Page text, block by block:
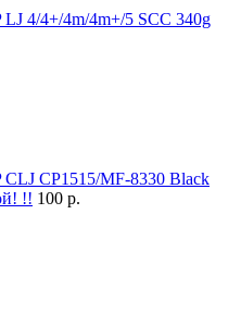
LJ 4/4+/4m/4m+/5 SCC 340g
CLJ CP1515/MF-8330 Black
!! 100 р.